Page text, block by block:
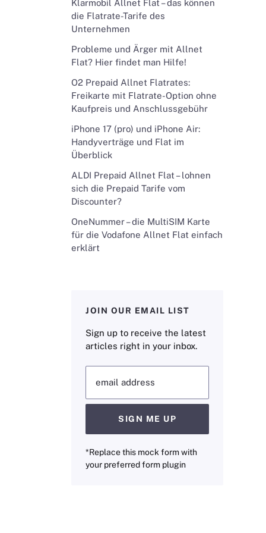
Klarmobil Allnet Flat – das können
die Flatrate-Tarife des
Unternehmen
Probleme und Ärger mit Allnet
Flat? Hier findet man Hilfe!
O2 Prepaid Allnet Flatrates:
Freikarte mit Flatrate-Option ohne
Kaufpreis und Anschlussgebühr
iPhone 17 (pro) und iPhone Air:
Handyverträge und Flat im
Überblick
ALDI Prepaid Allnet Flat – lohnen
sich die Prepaid Tarife vom
Discounter?
OneNummer – die MultiSIM Karte
für die Vodafone Allnet Flat einfach
erklärt
JOIN OUR EMAIL LIST
Sign up to receive the latest
articles right in your inbox.
email address
SIGN ME UP
*Replace this mock form with
your preferred form plugin